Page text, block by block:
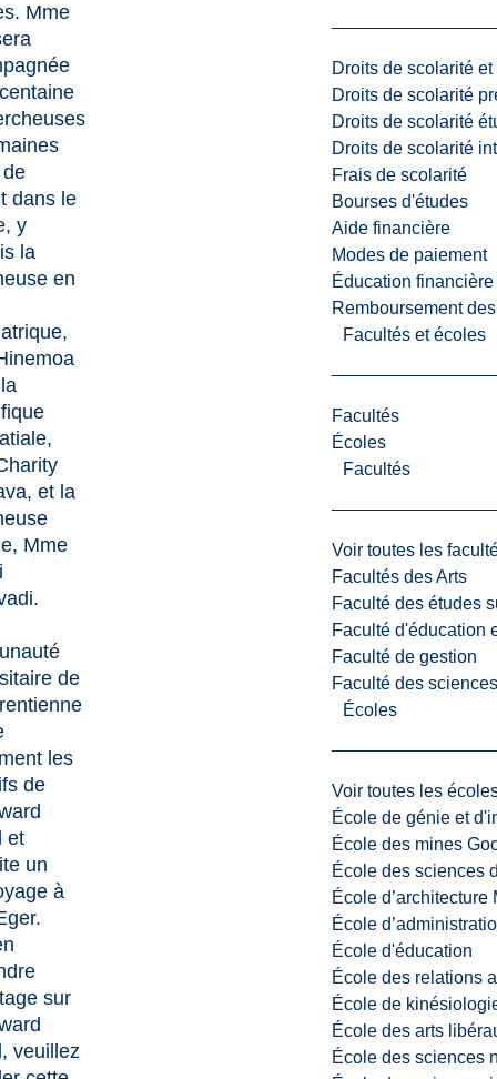
Droits de scolarité
Droits de scolarité
Droits de scolarité
Droits de scolarité
Frais de scolarité
Bourses d'études
Aide financière
Modes de paiement
Éducation financière
Remboursement
Facultés et écoles
Facultés
Écoles
Facultés
Voir toutes les
Facultés des Arts
Faculté des études
Faculté d'éducation
Faculté de gestion
Faculté des
Écoles
Voir toutes les
École de génie et
École des mines
École des sciences
École d’architecture
École
École d'éducation
École des relations
École de
École des arts
École des sciences
Mme
centaine
dans le
, y
la
en
et la
Mme
de
les
de
et
un
à
sur
veuillez